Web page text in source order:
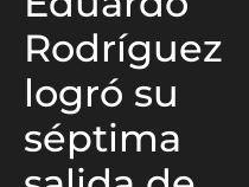
Rodríguez
logró su
séptima